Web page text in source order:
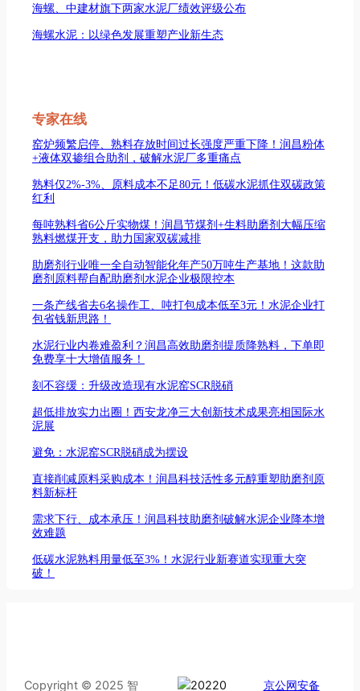
海螺、中建材旗下两家水泥厂绩效评级公布
海螺水泥：以绿色发展重塑产业新生态
专家在线
窑炉频繁启停、熟料存放时间过长强度严重下降！润昌粉体
+液体双掺组合助剂，破解水泥厂多重痛点
熟料仅2%-3%、原料成本不足80元！低碳水泥抓住双碳政策
红利
每吨熟料省6公斤实物煤！润昌节煤剂+生料助磨剂大幅压缩
熟料燃煤开支，助力国家双碳减排
助磨剂行业唯一全自动智能化年产50万吨生产基地！这款助
磨剂原料帮自配助磨剂水泥企业极限控本
一条产线省去6名操作工、吨打包成本低至3元！水泥企业打
包省钱新思路！
水泥行业内卷难盈利？润昌高效助磨剂提质降熟料，下单即
免费享十大增值服务！
刻不容缓：升级改造现有水泥窑SCR脱硝
超低排放实力出圈！西安龙净三大创新技术成果亮相国际水
泥展
避免：水泥窑SCR脱硝成为摆设
直接削减原料采购成本！润昌科技活性多元醇重塑助磨剂原
料新标杆
需求下行、成本承压！润昌科技助磨剂破解水泥企业降本增
效难题
低碳水泥熟料用量低至3%！水泥行业新赛道实现重大突
破！
Copyright © 2025 智 京公网安备